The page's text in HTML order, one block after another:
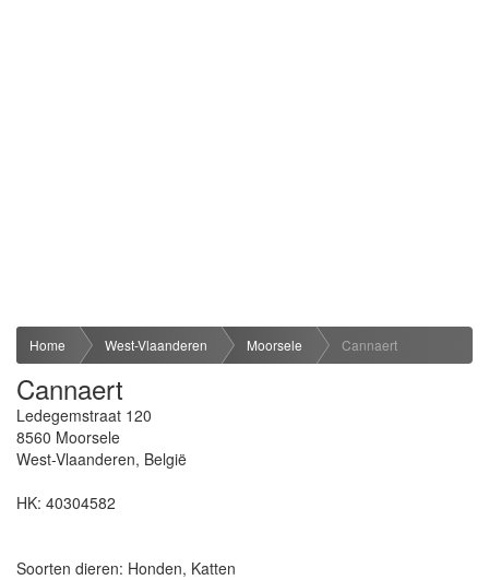
Home West-Vlaanderen Moorsele Cannaert
Cannaert
Ledegemstraat 120
8560 Moorsele
West-Vlaanderen, België
HK: 40304582
Soorten dieren: Honden, Katten